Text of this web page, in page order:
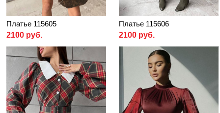
Платье 115605
2100 руб.
Платье 115606
2100 руб.